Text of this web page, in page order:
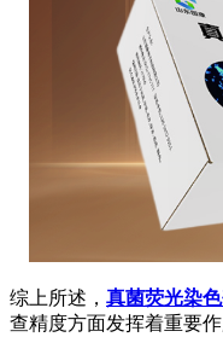
综上所述， 真菌荧光染色
查精度方面发挥着重要